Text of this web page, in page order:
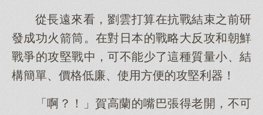
從長遠來看，劉雲打算在抗戰結束之前研
發成功火箭筒。在對日本的戰略大反攻和朝鮮
戰爭的攻堅戰中，可不能少了這種質量小、結
構簡單、價格低廉、使用方便的攻堅利器！
「啊？！」賀高蘭的嘴巴張得老開，不可